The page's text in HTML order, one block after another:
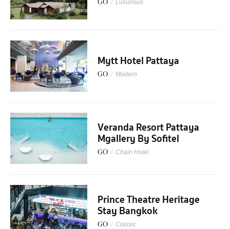
GO / Luxurious
Mytt Hotel Pattaya
GO / Modern
Veranda Resort Pattaya
Mgallery By Sofitel
GO / Chain Hotel
Prince Theatre Heritage
Stay Bangkok
GO / Classic